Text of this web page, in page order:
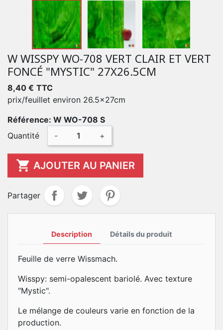
W WISSPY WO-708 VERT CLAIR ET VERT
FONCÉ "MYSTIC" 27X26.5CM
8,40 € TTC
prix/feuillet environ 26.5x27cm
Référence: W WO-708 S
Quantité
- +
 AJOUTER AU PANIER
Partager
Description Détails du produit
Feuille de verre Wissmach.
Wisspy: semi-opalescent bariolé. Avec texture
"Mystic".
Le mélange de couleurs varie en fonction de la
production.